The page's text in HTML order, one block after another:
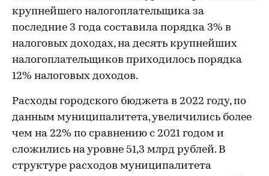
крупнейшего налогоплательщика за
последние 3 года составила порядка 3% в
налоговых доходах, на десять крупнейших
налогоплательщиков приходилось порядка
12% налоговых доходов.
Расходы городского бюджета в 2022 году, по
данным муниципалитета, увеличились более
чем на 22% по сравнению с 2021 годом и
сложились на уровне 51,3 млрд рублей. В
структуре расходов муниципалитета